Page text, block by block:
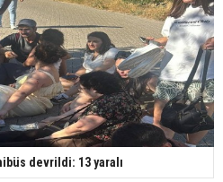
devrildi: 13 yaralı